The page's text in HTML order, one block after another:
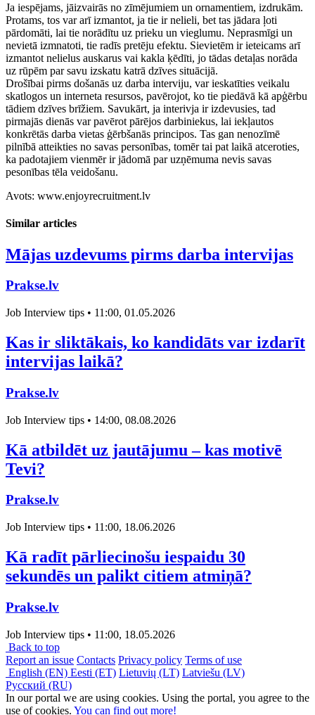
Ja iespējams, jāizvairās no zīmējumiem un ornamentiem, izdrukām.
Protams, tos var arī izmantot, ja tie ir nelieli, bet tas jādara ļoti
pārdomāti, lai tie norādītu uz prieku un vieglumu. Neprasmīgi un
nevietā izmnatoti, tie radīs pretēju efektu. Sievietēm ir ieteicams arī
izmantot nelielus auskarus vai kakla ķēdīti, jo tādas detaļas norāda
uz rūpēm par savu izskatu katrā dzīves situācijā.
Drošībai pirms došanās uz darba interviju, var ieskatīties veikalu
skatlogos un interneta resursos, pavērojot, ko tie piedāvā kā apģērbu
tādiem dzīves brīžiem. Savukārt, ja interivja ir izdevusies, tad
pirmajās dienās var pavērot pārējos darbiniekus, lai iekļautos
konkrētās darba vietas ģērbšanās principos. Tas gan nenozīmē
pilnībā atteikties no savas personības, tomēr tai pat laikā atceroties,
ka padotajiem vienmēr ir jādomā par uzņēmuma nevis savas
pesonības tēla veidošanu.
Avots: www.enjoyrecruitment.lv
Similar articles
Mājas uzdevums pirms darba intervijas
Prakse.lv
Job Interview tips • 11:00, 01.05.2026
Kas ir sliktākais, ko kandidāts var izdarīt
intervijas laikā?
Prakse.lv
Job Interview tips • 14:00, 08.08.2026
Kā atbildēt uz jautājumu – kas motivē
Tevi?
Prakse.lv
Job Interview tips • 11:00, 18.06.2026
Kā radīt pārliecinošu iespaidu 30
sekundēs un palikt citiem atmiņā?
Prakse.lv
Job Interview tips • 11:00, 18.05.2026
Back to top
Report an issue Contacts Privacy policy Terms of use
English (EN) Eesti (ET) Lietuvių (LT) Latviešu (LV)
Русский (RU)
In our portal we are using cookies. Using the portal, you agree to the
use of cookies. You can find out more!